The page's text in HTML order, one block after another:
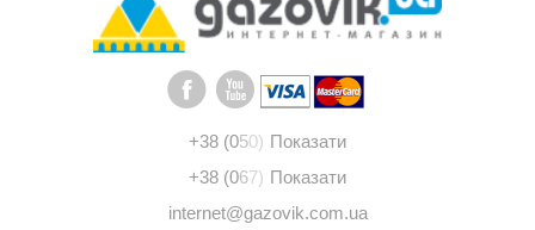
+38 (050) Показати
+38 (067) Показати
internet@gazovik.com.ua